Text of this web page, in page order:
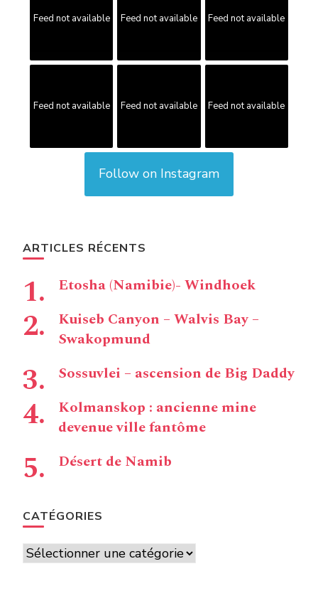
Feed not available Feed not available Feed not available
Feed not available Feed not available Feed not available
Follow on Instagram
ARTICLES RÉCENTS
Etosha (Namibie)- Windhoek
Kuiseb Canyon – Walvis Bay –
Swakopmund
Sossuvlei – ascension de Big Daddy
Kolmanskop : ancienne mine
devenue ville fantôme
Désert de Namib
CATÉGORIES
Catégories